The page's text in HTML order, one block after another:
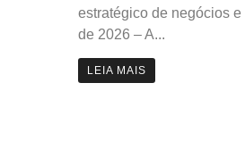
estratégico de negócios
de 2026 – A...
LEIA MAIS